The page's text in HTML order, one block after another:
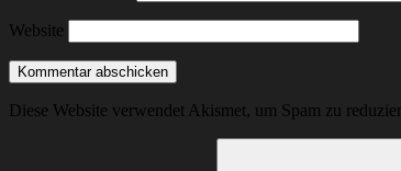
Website
Diese Website verwendet Akismet, um Spam zu